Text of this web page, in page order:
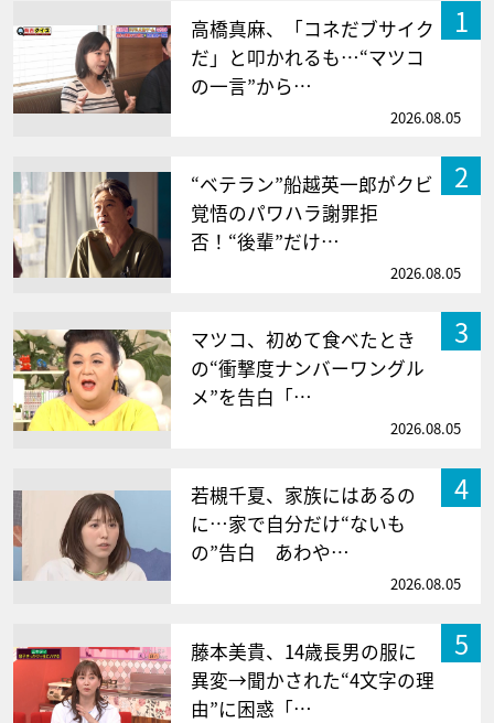
1
高橋真麻、「コネだブサイク
だ」と叩かれるも…“マツコ
の一言”から…
2026.08.05
2
“ベテラン”船越英一郎がクビ
覚悟のパワハラ謝罪拒
否！“後輩”だけ…
2026.08.05
3
マツコ、初めて食べたとき
の“衝撃度ナンバーワングル
メ”を告白「…
2026.08.05
4
若槻千夏、家族にはあるの
に…家で自分だけ“ないも
の”告白 あわや…
2026.08.05
5
藤本美貴、14歳長男の服に
異変→聞かされた“4文字の理
由”に困惑「…